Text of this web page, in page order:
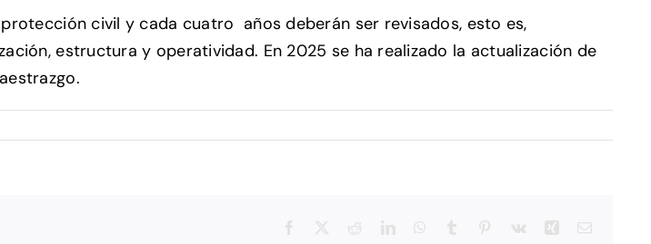
civil y cada cuatro años deberán ser revisados, esto es,
estructura y operatividad. En 2025 se ha realizado la actualización de
Facebook RedditLinkedInWhatsApp
Tumblr Pinterest
Vk XingEmail